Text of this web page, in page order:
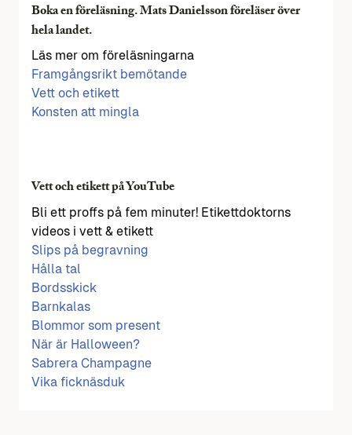
Boka en föreläsning. Mats Danielsson föreläser över
hela landet.
Läs mer om föreläsningarna
Framgångsrikt bemötande
Vett och etikett
Konsten att mingla
Vett och etikett på YouTube
Bli ett proffs på fem minuter! Etikettdoktorns
videos i vett & etikett
Slips på begravning
Hålla tal
Bordsskick
Barnkalas
Blommor som present
När är Halloween?
Sabrera Champagne
Vika ficknäsduk